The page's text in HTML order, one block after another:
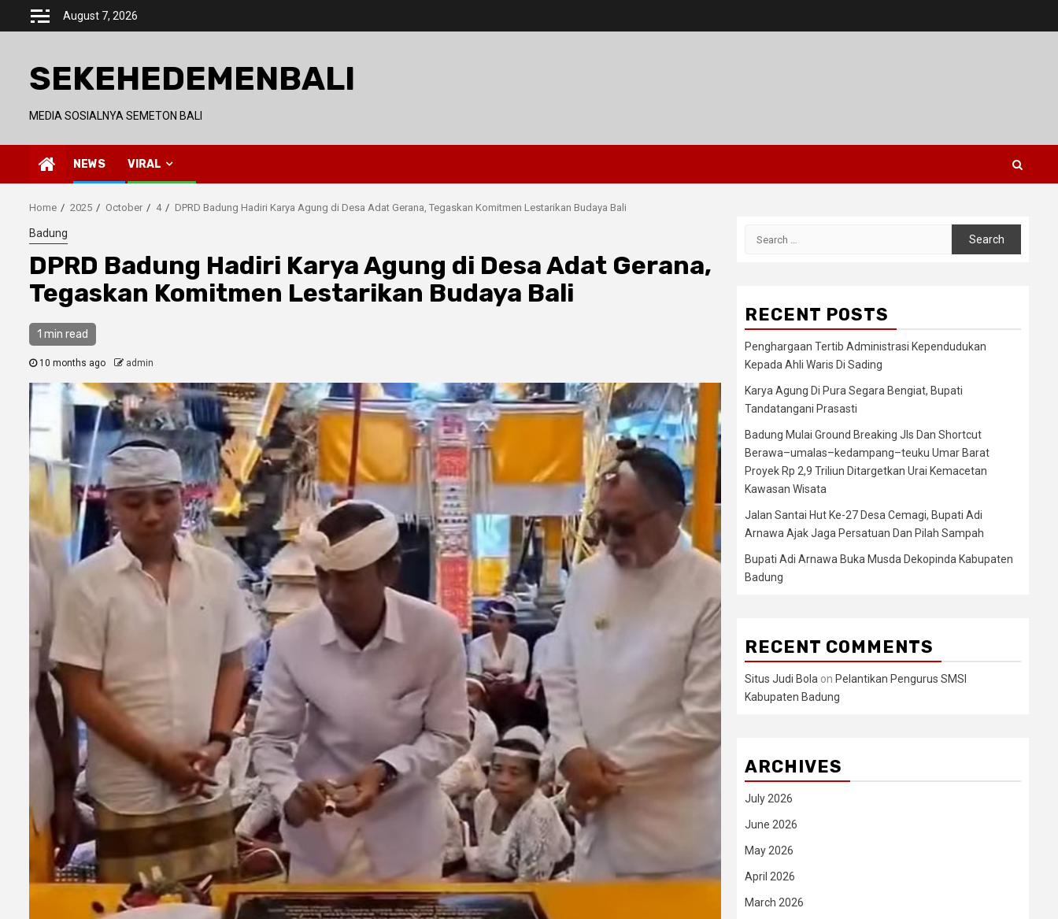
August 7, 2026
SEKEHEDEMENBALI
MEDIA SOSIALNYA SEMETON BALI
NEWS VIRAL
Home 2025 October 4 DPRD Badung Hadiri Karya Agung di Desa Adat Gerana, Tegaskan Komitmen Lestarikan Budaya Bali
Badung
DPRD Badung Hadiri Karya Agung di Desa Adat Gerana,
Tegaskan Komitmen Lestarikan Budaya Bali
1 min read
10 months ago admin
RECENT POSTS
Penghargaan Tertib Administrasi Kependudukan
Kepada Ahli Waris Di Sading
Karya Agung Di Pura Segara Bengiat, Bupati
Tandatangani Prasasti
Badung Mulai Ground Breaking Jls Dan Shortcut
Berawa–umalas–kedampang–teuku Umar Barat
Proyek Rp 2,9 Triliun Ditargetkan Urai Kemacetan
Kawasan Wisata
Jalan Santai Hut Ke-27 Desa Cemagi, Bupati Adi
Arnawa Ajak Jaga Persatuan Dan Pilah Sampah
Bupati Adi Arnawa Buka Musda Dekopinda Kabupaten
Badung
RECENT COMMENTS
Situs Judi Bola on Pelantikan Pengurus SMSI
Kabupaten Badung
ARCHIVES
July 2026
June 2026
May 2026
April 2026
March 2026